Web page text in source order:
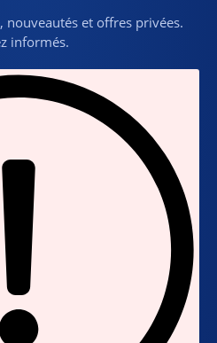
nouveautés et offres privées.
informés.